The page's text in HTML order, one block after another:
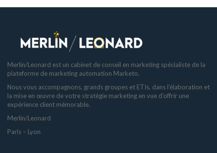
Merlin/Leonard est un cabinet de conseil en marketing spécialiste de la
plateforme de marketing automation Marketo.
Nous vous accompagnons, grands groupes et ETIs, dans l’élaboration et
la mise en œuvre de votre stratégie marketing en vue d’offrir une
expérience client mémorable.
Merlin/Leonard
Paris – Lyon